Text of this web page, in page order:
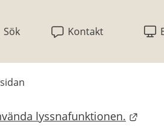
Sök
Kontakt
lyssnafunktionen.